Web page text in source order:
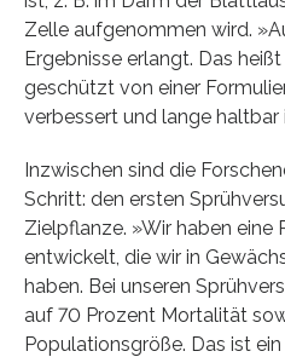
Zelle aufgenommen wird.
Ergebnisse erlangt. Das
geschützt von einer
verbessert und lange haltbar
Inzwischen sind die
Schritt: den ersten
Zielpflanze. »Wir haben
entwickelt, die wir in
haben. Bei unseren
auf 70 Prozent Mortalität
Populationsgröße. Das ist